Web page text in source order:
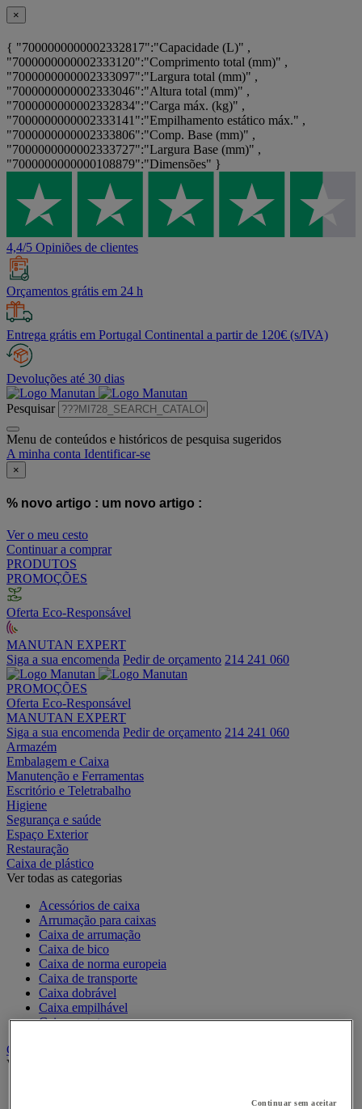
×
{ "7000000000002332817":"Capacidade (L)" ,
"7000000000002333120":"Comprimento total (mm)" ,
"7000000000002333097":"Largura total (mm)" ,
"7000000000002333046":"Altura total (mm)" ,
"7000000000002332834":"Carga máx. (kg)" ,
"7000000000002333141":"Empilhamento estático máx." ,
"7000000000002333806":"Comp. Base (mm)" ,
"7000000000002333727":"Largura Base (mm)" ,
"7000000000000108879":"Dimensões" }
4,4/5 Opiniões de clientes
Orçamentos grátis em 24 h
Entrega grátis em Portugal Continental a partir de 120€ (s/IVA)
Devoluções até 30 dias
Pesquisar
Menu de conteúdos e históricos de pesquisa sugeridos
A minha conta Identificar-se
×
% novo artigo : um novo artigo :
Ver o meu cesto
Continuar a comprar
PRODUTOS
PROMOÇÕES
Oferta Eco-Responsável
MANUTAN EXPERT
Siga a sua encomenda Pedir de orçamento 214 241 060
PROMOÇÕES
Oferta Eco-Responsável
MANUTAN EXPERT
Siga a sua encomenda Pedir de orçamento 214 241 060
Armazém
Embalagem e Caixa
Manutenção e Ferramentas
Escritório e Teletrabalho
Higiene
Segurança e saúde
Espaço Exterior
Restauração
Caixa de plástico
Ver todas as categorias
Acessórios de caixa
Arrumação para caixas
Caixa de arrumação
Caixa de bico
Caixa de norma europeia
Caixa de transporte
Caixa dobrável
Caixa empilhável
Caixa-gavetas
Caixas de cartão, envelopes e caixas de expedição
Ver todas as categorias
Continuar sem aceitar